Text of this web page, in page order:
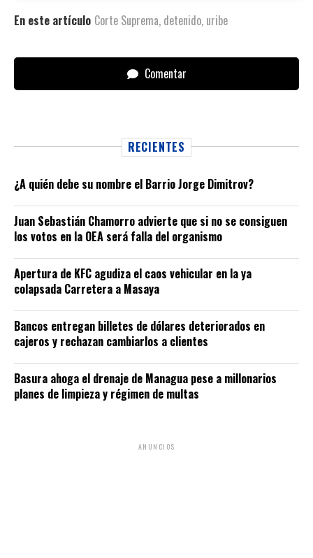
En este artículo Corte Suprema, detenido, uribe
Comentar
RECIENTES
¿A quién debe su nombre el Barrio Jorge Dimitrov?
Juan Sebastián Chamorro advierte que si no se consiguen
los votos en la OEA será falla del organismo
Apertura de KFC agudiza el caos vehicular en la ya
colapsada Carretera a Masaya
Bancos entregan billetes de dólares deteriorados en
cajeros y rechazan cambiarlos a clientes
Basura ahoga el drenaje de Managua pese a millonarios
planes de limpieza y régimen de multas
ANUNCIOS